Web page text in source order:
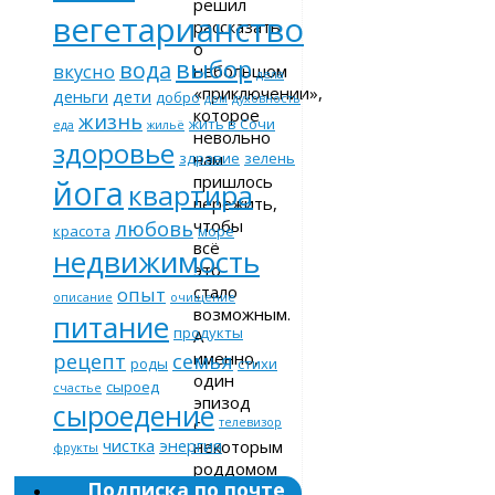
рассказать
о
небольшом
«приключении»,
которое
невольно
нам
пришлось
пережить,
чтобы
всё
это
стало
возможным.
А
именно,
один
эпизод
с
некоторым
роддомом
города
вегетарианство
вкусно вода выбор дела
деньги дети добро дом духовность
еда жизнь жильё жить в Сочи
здоровье здравие зелень
йога квартира
красота любовь море
недвижимость
описание опыт очищение
питание продукты
рецепт роды семья стихи
счастье сыроед
сыроедение телевизор
фрукты чистка энергия
Подписка по почте